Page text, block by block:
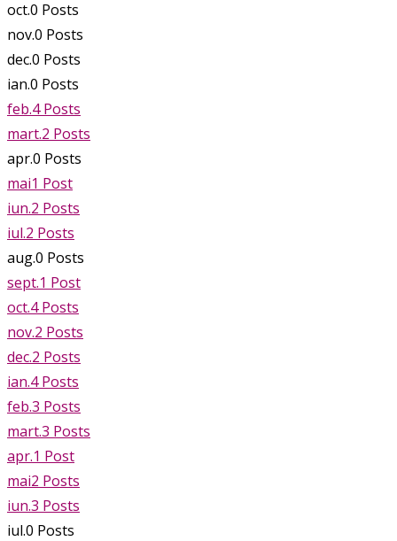
oct.0 Posts
nov.0 Posts
dec.0 Posts
ian.0 Posts
feb.4 Posts
mart.2 Posts
apr.0 Posts
mai1 Post
iun.2 Posts
iul.2 Posts
aug.0 Posts
sept.1 Post
oct.4 Posts
nov.2 Posts
dec.2 Posts
ian.4 Posts
feb.3 Posts
mart.3 Posts
apr.1 Post
mai2 Posts
iun.3 Posts
iul.0 Posts